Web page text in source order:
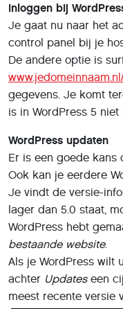
Inloggen bij
Je gaat nu naar het
control panel bij je
De andere optie is
gegevens. Je komt
is in WordPress 5
WordPress updaten
Er is een goede kans
Ook kan je eerdere
Je vindt de versie-
lager dan 5.0 staat,
WordPress hebt
bestaande website.
Als je WordPress wilt
achter Updates een
meest recente versie